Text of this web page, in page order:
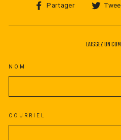
Partager
Partager
Facebook
LAISSEZ UN
NOM
COURRIEL